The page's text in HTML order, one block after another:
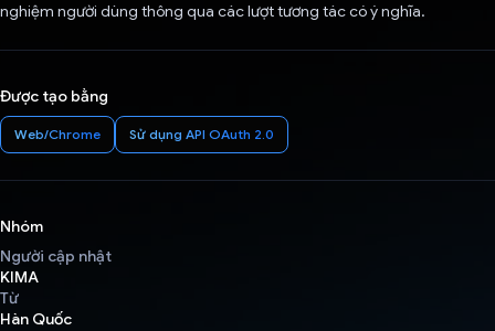
nghiệm người dùng thông qua các lượt tương tác có ý nghĩa.
Được tạo bằng
Web/Chrome Sử dụng API OAuth 2.0
Nhóm
Người cập nhật
KIMA
Từ
Hàn Quốc